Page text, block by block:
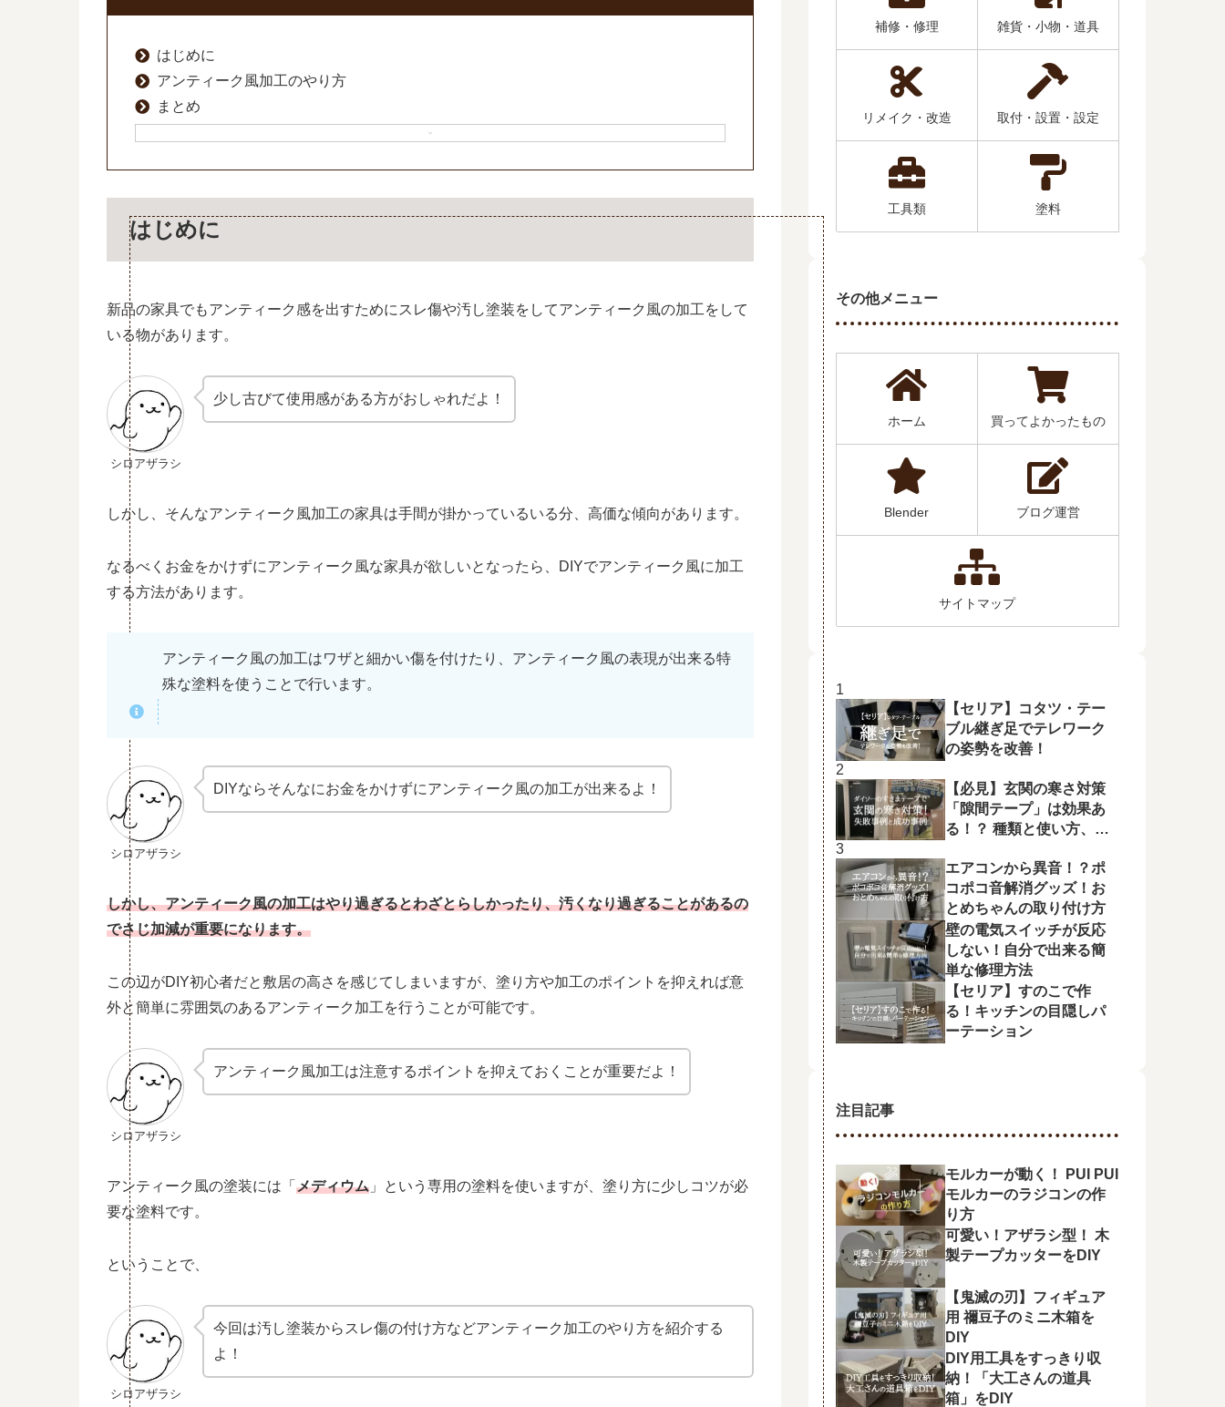
はじめに
アンティーク風加工のやり方
まとめ
はじめに
新品の家具でもアンティーク感を出すためにスレ傷や汚し塗装をしてアンティーク風の加工をして
いる物があります。
シロアザラシ
少し古びて使用感がある方がおしゃれだよ！
しかし、そんなアンティーク風加工の家具は手間が掛かっているいる分、高価な傾向があります。
なるべくお金をかけずにアンティーク風な家具が欲しいとなったら、DIYでアンティーク風に加工
する方法があります。
アンティーク風の加工はワザと細かい傷を付けたり、アンティーク風の表現が出来る特
殊な塗料を使うことで行います。
シロアザラシ
DIYならそんなにお金をかけずにアンティーク風の加工が出来るよ！
しかし、アンティーク風の加工はやり過ぎるとわざとらしかったり、汚くなり過ぎることがあるの
でさじ加減が重要になります。
この辺がDIY初心者だと敷居の高さを感じてしまいますが、塗り方や加工のポイントを抑えれば意
外と簡単に雰囲気のあるアンティーク加工を行うことが可能です。
シロアザラシ
アンティーク風加工は注意するポイントを抑えておくことが重要だよ！
アンティーク風の塗装には「 メディウム 」という専用の塗料を使いますが、塗り方に少しコツが必
要な塗料です。
ということで、
シロアザラシ
今回は汚し塗装からスレ傷の付け方などアンティーク加工のやり方を紹介する
よ！
補修・修理 雑貨・小物・道具
リメイク・改造 取付・設置・設定
工具類 塗料
その他メニュー
ホーム 買ってよかったもの
Blender ブログ運営
サイトマップ
【セリア】コタツ・テー
ブル継ぎ足でテレワーク
の姿勢を改善！
【必見】玄関の寒さ対策
「隙間テープ」は効果あ
る！？ 種類と使い方、失
エアコンから異音！？ポ
コポコ音解消グッズ！お
とめちゃんの取り付け方
壁の電気スイッチが反応
しない！自分で出来る簡
単な修理方法
【セリア】すのこで作
る！キッチンの目隠しパ
ーテーション
注目記事
モルカーが動く！ PUI PUI
モルカーのラジコンの作
り方
可愛い！アザラシ型！ 木
製テープカッターをDIY
【鬼滅の刃】フィギュア
用 禰󠄀豆子のミニ木箱を
DIY
DIY用工具をすっきり収
納！「大工さんの道具
箱」をDIY